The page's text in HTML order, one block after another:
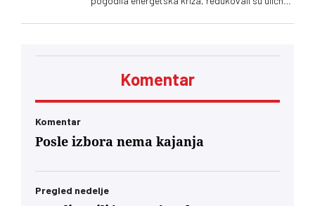
Komentar
Komentar
Posle izbora nema kajanja
Pregled nedelje